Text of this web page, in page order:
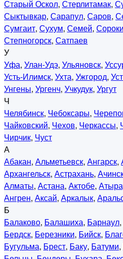
Старый Оскол, Стерлитамак,
Сыктывкар, Сарапул, Саров,
Сумгаит, Сухум, Семей, Сороки
Степногорск, Сатпаев
У
Уфа, Улан-Удэ, Ульяновск,
Усть-Илимск, Ухта, Ужгород,
Унгены, Ургенч, Учкудук, Ургут
Ч
Челябинск, Чебоксары,
Чайковский, Чехов, Черкассы,
Чирчик, Чуст
А
Абакан, Альметьевск, Ангарск,
Архангельск, Астрахань,
Алматы, Астана, Актобе,
Ангрен, Аксай, Аркалык,
Б
Балаково, Балашиха, Барнаул,
Бердск, Березники, Бийск,
Бугульма, Брест, Баку, Батуми,